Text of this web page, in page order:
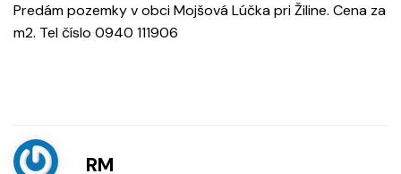
Predám pozemky v obci Mojšová Lúčka pri Žiline. Cena za
m2. Tel číslo 0940 111906
RM